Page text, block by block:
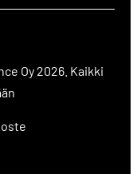
Oy 2026. Kaikki